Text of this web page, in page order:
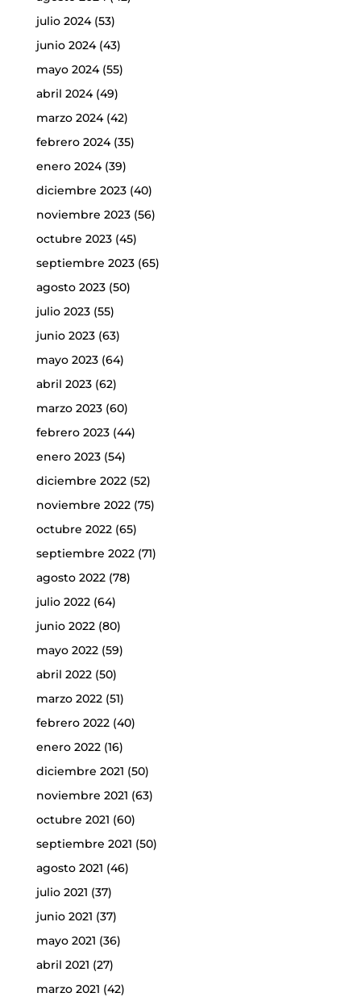
julio 2024(53)
junio 2024(43)
mayo 2024(55)
abril 2024(49)
marzo 2024(42)
febrero 2024(35)
enero 2024(39)
diciembre 2023(40)
noviembre 2023(56)
octubre 2023(45)
septiembre 2023(65)
agosto 2023(50)
julio 2023(55)
junio 2023(63)
mayo 2023(64)
abril 2023(62)
marzo 2023(60)
febrero 2023(44)
enero 2023(54)
diciembre 2022(52)
noviembre 2022(75)
octubre 2022(65)
septiembre 2022(71)
agosto 2022(78)
julio 2022(64)
junio 2022(80)
mayo 2022(59)
abril 2022(50)
marzo 2022(51)
febrero 2022(40)
enero 2022(16)
diciembre 2021 (50)
noviembre 2021 (63)
octubre 2021 (60)
septiembre 2021 (50)
agosto 2021 (46)
julio 2021 (37)
junio 2021 (37)
mayo 2021 (36)
abril 2021 (27)
marzo 2021 (42)